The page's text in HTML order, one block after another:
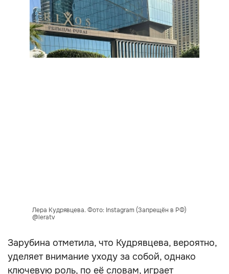
Лера Кудрявцева. Фото: Instagram (Запрещён в РФ)
@leratv
Зарубина отметила, что Кудрявцева, вероятно,
уделяет внимание уходу за собой, однако
ключевую роль, по её словам, играет